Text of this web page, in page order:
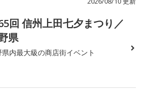
回 信州上田七夕まつり／
県
県内最大級の商店街イベント